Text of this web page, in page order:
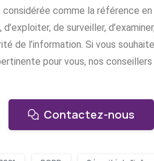
comme la référence
de surveiller,
de l’information. Si vous
pour vous, nos
Contactez-nous